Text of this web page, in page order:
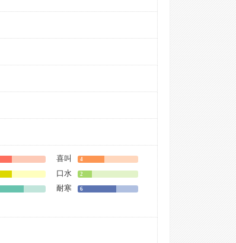
喜叫 4
口水 2
耐寒 6